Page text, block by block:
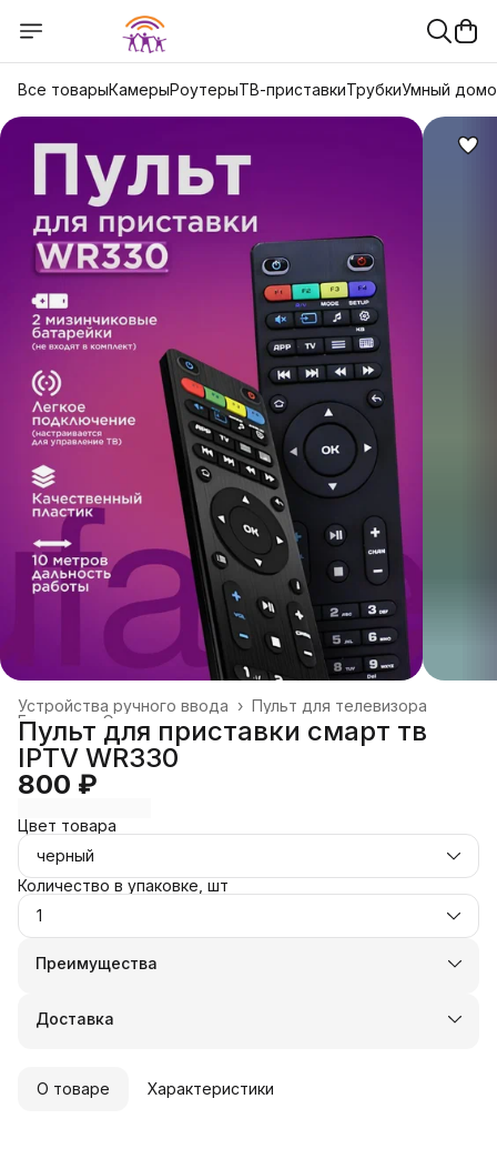
Все товарыКамерыРоутерыТВ-приставкиТрубкиУмный
Пульт для телевизора
Устройства ручного ввода ›
Электроника
Главная
Пульт для приставки смарт тв
IPTV WR330
800 ₽
Цвет товара
черный
Количество в упаковке, шт
1
Преимущества
Оплата частями в Сплит
Удобный возврат
Доставка
О товаре Характеристики